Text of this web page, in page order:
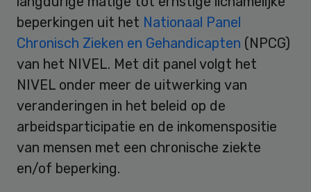
beperkingen uit het Nationaal Panel
Chronisch Zieken en Gehandicapten (NPCG)
van het NIVEL. Met dit panel volgt het
NIVEL onder meer de uitwerking van
veranderingen in het beleid op de
arbeidsparticipatie en de inkomenspositie
van mensen met een chronische ziekte
en/of beperking.